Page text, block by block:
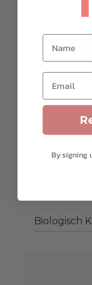
Biologisch
Name
Email
By signing